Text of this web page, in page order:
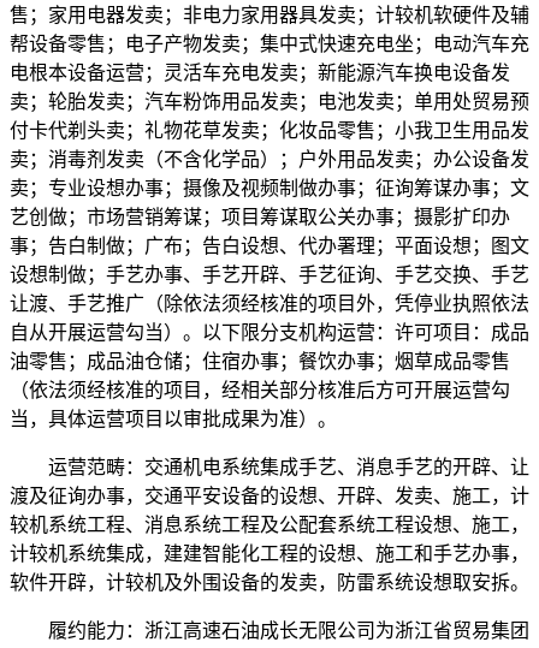
售；家用电器发卖；非电力家用器具发卖；计较机软硬件及辅
帮设备零售；电子产物发卖；集中式快速充电坐；电动汽车充
电根本设备运营；灵活车充电发卖；新能源汽车换电设备发
卖；轮胎发卖；汽车粉饰用品发卖；电池发卖；单用处贸易预
付卡代剃头卖；礼物花草发卖；化妆品零售；小我卫生用品发
卖；消毒剂发卖（不含化学品）；户外用品发卖；办公设备发
卖；专业设想办事；摄像及视频制做办事；征询筹谋办事；文
艺创做；市场营销筹谋；项目筹谋取公关办事；摄影扩印办
事；告白制做；广布；告白设想、代办署理；平面设想；图文
设想制做；手艺办事、手艺开辟、手艺征询、手艺交换、手艺
让渡、手艺推广（除依法须经核准的项目外，凭停业执照依法
自从开展运营勾当）。以下限分支机构运营：许可项目：成品
油零售；成品油仓储；住宿办事；餐饮办事；烟草成品零售
（依法须经核准的项目，经相关部分核准后方可开展运营勾
当，具体运营项目以审批成果为准）。
运营范畴：交通机电系统集成手艺、消息手艺的开辟、让
渡及征询办事，交通平安设备的设想、开辟、发卖、施工，计
较机系统工程、消息系统工程及公配套系统工程设想、施工，
计较机系统集成，建建智能化工程的设想、施工和手艺办事，
软件开辟，计较机及外围设备的发卖，防雷系统设想取安拆。
履约能力：浙江高速石油成长无限公司为浙江省贸易集团